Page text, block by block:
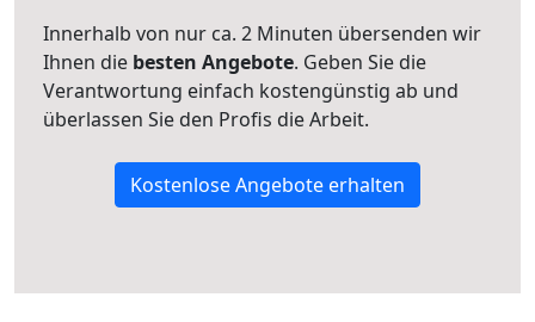
Innerhalb von nur ca. 2 Minuten übersenden wir
Ihnen die besten Angebote. Geben Sie die
Verantwortung einfach kostengünstig ab und
überlassen Sie den Profis die Arbeit.
Kostenlose Angebote erhalten